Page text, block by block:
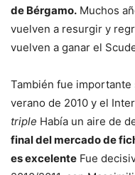
de Bérgamo. Muchos
vuelven a resurgir y
vuelven a ganar el
También fue importante
verano de 2010 y el
triple Había un aire de
final del mercado de
es excelente Fue